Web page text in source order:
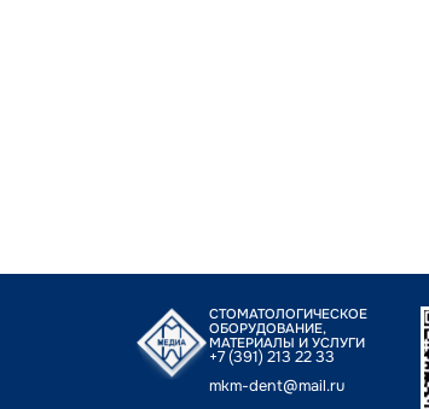
СТОМАТОЛОГИЧЕСКОЕ
ОБОРУДОВАНИЕ,
МАТЕРИАЛЫ И УСЛУГИ
+7 (391) 213 22 33
mkm-dent@mail.ru